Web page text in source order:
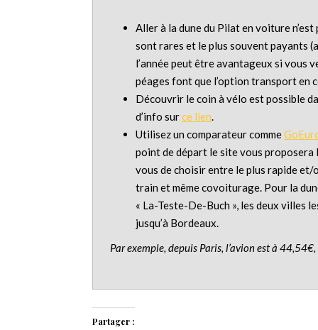
Aller à la dune du Pilat en voiture
sont rares et le plus souvent payants
l’année peut être avantageux si vous
péages font que l’option transport en
Découvrir le coin à vélo est possible
d’info surce lien.
Utilisez un comparateur comme
point de départ le site vous proposera
vous de choisir entre le plus rapide et/
train et même covoiturage. Pour la
« La-Teste-De-Buch », les deux villes
jusqu’à Bordeaux.
Par exemple, depuis Paris, l’avion est à
Partager :